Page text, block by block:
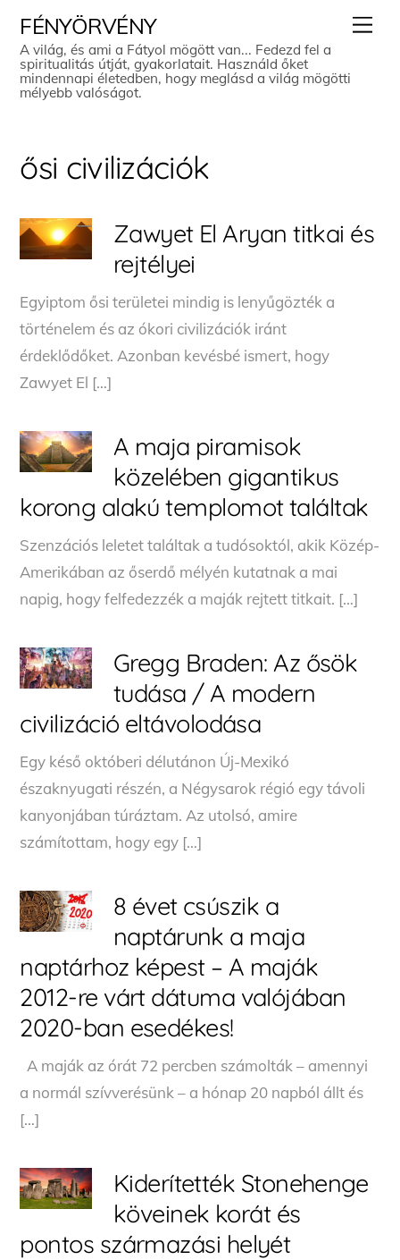
content
FÉNYÖRVÉNY
A világ, és ami a Fátyol mögött van... Fedezd fel a
spiritualitás útját, gyakorlatait. Használd őket
mindennapi életedben, hogy meglásd a világ mögötti
mélyebb valóságot.
ősi civilizációk
Zawyet El Aryan titkai és
rejtélyei
Egyiptom ősi területei mindig is lenyűgözték a
történelem és az ókori civilizációk iránt
érdeklődőket. Azonban kevésbé ismert, hogy
Zawyet El […]
A maja piramisok
közelében gigantikus
korong alakú templomot találtak
Szenzációs leletet találtak a tudósoktól, akik Közép-
Amerikában az őserdő mélyén kutatnak a mai
napig, hogy felfedezzék a maják rejtett titkait. […]
Gregg Braden: Az ősök
tudása / A modern
civilizáció eltávolodása
Egy késő októberi délutánon Új-Mexikó
északnyugati részén, a Négysarok régió egy távoli
kanyonjában túráztam. Az utolsó, amire
számítottam, hogy egy […]
8 évet csúszik a
naptárunk a maja
naptárhoz képest – A maják
2012-re várt dátuma valójában
2020-ban esedékes!
A maják az órát 72 percben számolták – amennyi
a normál szívverésünk – a hónap 20 napból állt és
[…]
Kiderítették Stonehenge
köveinek korát és
pontos származási helyét